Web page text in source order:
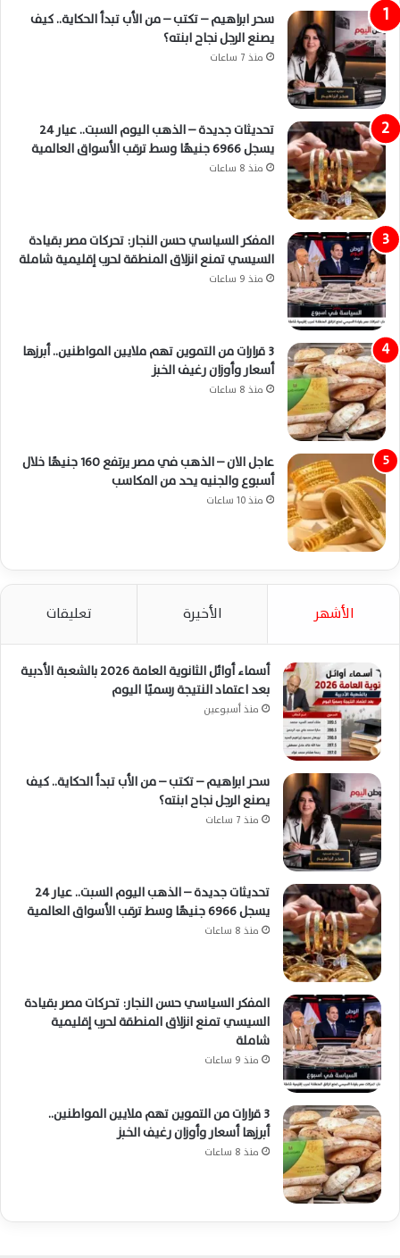
سحر ابراهيم – تكتب – من الأب تبدأ الحكاية.. كيف
يصنع الرجل نجاح ابنته؟
منذ 7 ساعات
تحديثات جديدة – الذهب اليوم السبت.. عيار 24
يسجل 6966 جنيهًا وسط ترقب الأسواق العالمية
منذ 8 ساعات
المفكر السياسي حسن النجار: تحركات مصر بقيادة
السيسي تمنع انزلاق المنطقة لحرب إقليمية شاملة
منذ 9 ساعات
3 قرارات من التموين تهم ملايين المواطنين.. أبرزها
أسعار وأوزان رغيف الخبز
منذ 8 ساعات
عاجل الان – الذهب في مصر يرتفع 160 جنيهًا خلال
أسبوع والجنيه يحد من المكاسب
منذ 10 ساعات
الأشهر الأخيرة تعليقات
أسماء أوائل الثانوية العامة 2026 بالشعبة الأدبية
بعد اعتماد النتيجة رسميًا اليوم
منذ أسبوعين
سحر ابراهيم – تكتب – من الأب تبدأ الحكاية.. كيف
يصنع الرجل نجاح ابنته؟
منذ 7 ساعات
تحديثات جديدة – الذهب اليوم السبت.. عيار 24
يسجل 6966 جنيهًا وسط ترقب الأسواق العالمية
منذ 8 ساعات
المفكر السياسي حسن النجار: تحركات مصر بقيادة
السيسي تمنع انزلاق المنطقة لحرب إقليمية
شاملة
منذ 9 ساعات
3 قرارات من التموين تهم ملايين المواطنين..
أبرزها أسعار وأوزان رغيف الخبز
منذ 8 ساعات